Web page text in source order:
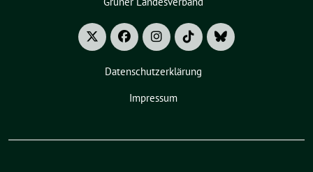
Datenschutzerklärung
Impressum